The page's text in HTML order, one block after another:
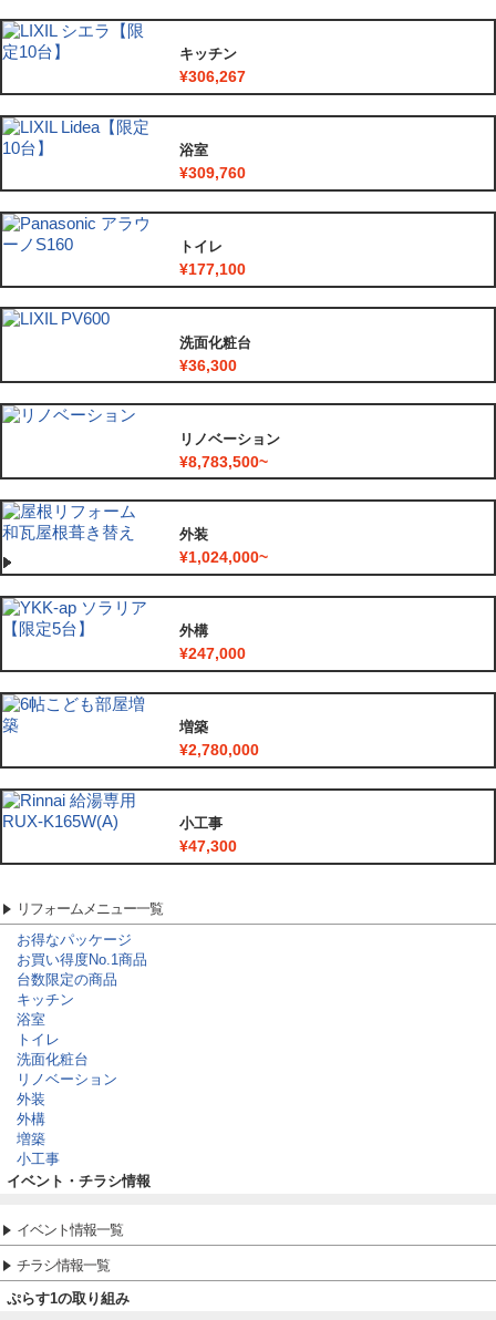
キッチン
¥306,267
浴室
¥309,760
トイレ
¥177,100
洗面化粧台
¥36,300
リノベーション
¥8,783,500~
外装
¥1,024,000~
外構
¥247,000
増築
¥2,780,000
小工事
¥47,300
リフォームメニュー一覧
お得なパッケージ
お買い得度No.1商品
台数限定の商品
キッチン
浴室
トイレ
洗面化粧台
リノベーション
外装
外構
増築
小工事
イベント・チラシ情報
イベント情報一覧
チラシ情報一覧
ぷらす1の取り組み